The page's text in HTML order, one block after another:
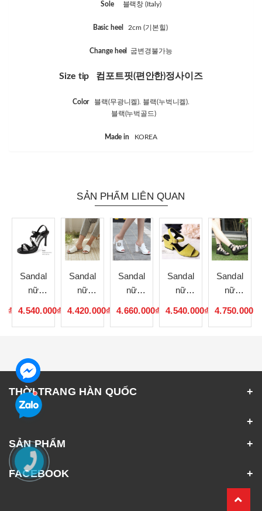
Sole 블랙창 (Italy)
Basic heel 2cm (기본힐)
Change heel 굽변경불가능
Size tip 컴포트핏(편안한)정사이즈
Color
블랙(무광니켈). 블랙(누벅니켈).
블랙(누벅골드)
Made in KOREA
SẢN PHẨM LIÊN QUAN
Sandal
nữ
4.540.000₫
Sandal
nữ
4.420.000₫
Sandal
nữ
4.660.000₫
Sandal
nữ
4.540.000₫
Sandal
nữ
4.750.000₫
THỜI TRANG HÀN QUỐC
SẢN PHẨM
FACEBOOK